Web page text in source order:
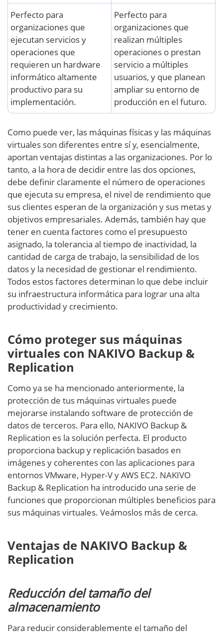
Perfecto para
organizaciones que
ejecutan servicios y
operaciones que
requieren un hardware
informático altamente
productivo para su
implementación.
Perfecto para
organizaciones que
realizan múltiples
operaciones o prestan
servicio a múltiples
usuarios, y que planean
ampliar su entorno de
producción en el futuro.
Como puede ver, las máquinas físicas y las máquinas
virtuales son diferentes entre sí y, esencialmente,
aportan ventajas distintas a las organizaciones. Por lo
tanto, a la hora de decidir entre las dos opciones,
debe definir claramente el número de operaciones
que ejecuta su empresa, el nivel de rendimiento que
sus clientes esperan de la organización y sus metas y
objetivos empresariales. Además, también hay que
tener en cuenta factores como el presupuesto
asignado, la tolerancia al tiempo de inactividad, la
cantidad de carga de trabajo, la sensibilidad de los
datos y la necesidad de gestionar el rendimiento.
Todos estos factores determinan lo que debe incluir
su infraestructura informática para lograr una alta
productividad y crecimiento.
Cómo proteger sus máquinas
virtuales con NAKIVO Backup &
Replication
Como ya se ha mencionado anteriormente, la
protección de tus máquinas virtuales puede
mejorarse instalando software de protección de
datos de terceros. Para ello, NAKIVO Backup &
Replication es la solución perfecta. El producto
proporciona backup y replicación basados en
imágenes y coherentes con las aplicaciones para
entornos VMware, Hyper-V y AWS EC2. NAKIVO
Backup & Replication ha introducido una serie de
funciones que proporcionan múltiples beneficios para
sus máquinas virtuales. Veámoslos más de cerca.
Ventajas de NAKIVO Backup &
Replication
Reducción del tamaño del
almacenamiento
Para reducir considerablemente el tamaño del